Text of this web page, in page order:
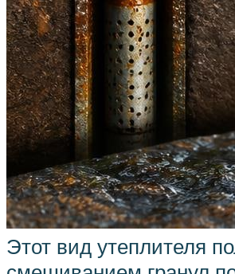
Этот вид утеплителя